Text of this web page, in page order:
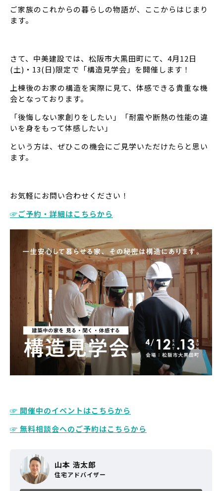
ご家族のこれからの暮らしの物語が、ここからはじまり
ます。
さて、中美建設では、松阪市大黒田町にて、4月12日
(土)・13(日)限定で「構造見学会」を開催します！
上棟後のお家の構造を実際に見て、体感できる貴重な機
会となっております。
「後悔しない家創りをしたい」「耐震や断熱の性能の違
いを身をもって体感したい」
という方は、ぜひこの機会にご見学いただけたらと思い
ます。
お気軽にお問い合わせください！
☞ご予約・詳細はこちらから
☞ 開催中のイベントはこちらから
☞ 無料相談会へのご予約はこちらから
山本 浩太郎
住宅アドバイザー